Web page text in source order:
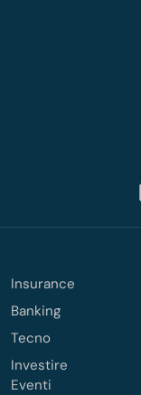
Insurance
Banking
Tecno
Investire
Eventi